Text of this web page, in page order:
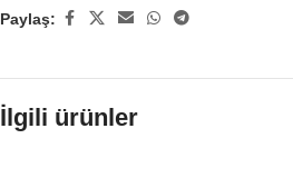
Paylaş:
İlgili ürünler